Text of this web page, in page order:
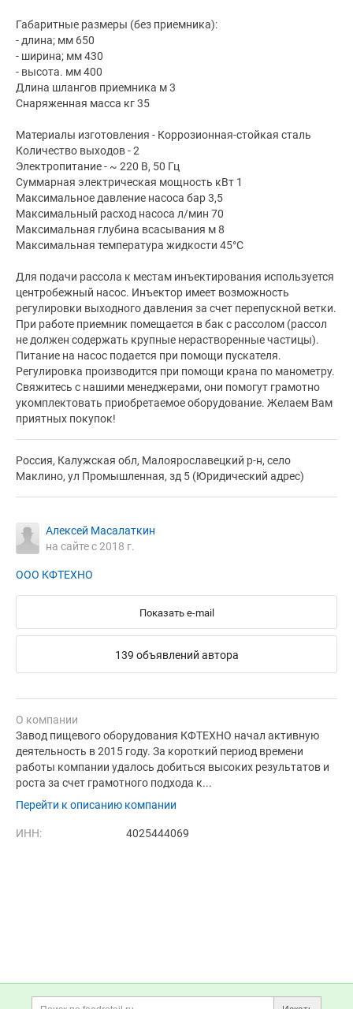
Габаритные размеры (без приемника):
- длина; мм 650
- ширина; мм 430
- высота. мм 400
Длина шлангов приемника м 3
Снаряженная масса кг 35
Материалы изготовления - Коррозионная-стойкая сталь
Количество выходов - 2
Электропитание - ~ 220 В, 50 Гц
Суммарная электрическая мощность кВт 1
Максимальное давление насоса бар 3,5
Максимальный расход насоса л/мин 70
Максимальная глубина всасывания м 8
Максимальная температура жидкости 45°С
Для подачи рассола к местам инъектирования используется
центробежный насос. Инъектор имеет возможность
регулировки выходного давления за счет перепускной ветки.
При работе приемник помещается в бак с рассолом (рассол
не должен содержать крупные нерастворенные частицы).
Питание на насос подается при помощи пускателя.
Регулировка производится при помощи крана по манометру.
Свяжитесь с нашими менеджерами, они помогут грамотно
укомплектовать приобретаемое оборудование. Желаем Вам
приятных покупок!
Россия, Калужская обл, Малоярославецкий р-н, село
Маклино, ул Промышленная, зд 5 (Юридический адрес)
Алексей Масалаткин
на сайте с 2018 г.
ООО КФТЕХНО
Показать e-mail
139 объявлений автора
О компании
Завод пищевого оборудования КФТЕХНО начал активную
деятельность в 2015 году. За короткий период времени
работы компании удалось добиться высоких результатов и
роста за счет грамотного подхода к...
Перейти к описанию компании
ИНН: 4025444069
Дополнительная информация
Поиск по сайту и